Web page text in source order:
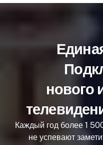
нового
Каждый год более 1
не успевают